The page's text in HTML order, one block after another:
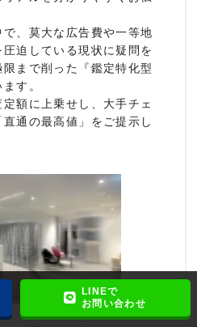
、莫大な広告費や一等地
迫している現状に疑問を
まで削った『鑑定特化型
す。
額に上乗せし、大手チェ
通の最高値」をご提示し
LINEで
お問い合わせ